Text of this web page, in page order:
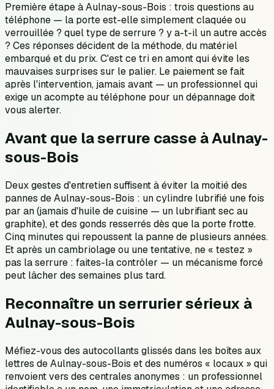
Première étape à Aulnay-sous-Bois : trois questions au
téléphone — la porte est-elle simplement claquée ou
verrouillée ? quel type de serrure ? y a-t-il un autre accès
? Ces réponses décident de la méthode, du matériel
embarqué et du prix. C'est ce tri en amont qui évite les
mauvaises surprises sur le palier. Le paiement se fait
après l'intervention, jamais avant — un professionnel qui
exige un acompte au téléphone pour un dépannage doit
vous alerter.
Avant que la serrure casse à Aulnay-
sous-Bois
Deux gestes d'entretien suffisent à éviter la moitié des
pannes de Aulnay-sous-Bois : un cylindre lubrifié une fois
par an (jamais d'huile de cuisine — un lubrifiant sec au
graphite), et des gonds resserrés dès que la porte frotte.
Cinq minutes qui repoussent la panne de plusieurs années.
Et après un cambriolage ou une tentative, ne « testez »
pas la serrure : faites-la contrôler — un mécanisme forcé
peut lâcher des semaines plus tard.
Reconnaître un serrurier sérieux à
Aulnay-sous-Bois
Méfiez-vous des autocollants glissés dans les boîtes aux
lettres de Aulnay-sous-Bois et des numéros « locaux » qui
renvoient vers des centrales anonymes : un professionnel